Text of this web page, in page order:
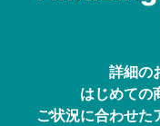
詳細の
はじめての
ご状況に合わせた